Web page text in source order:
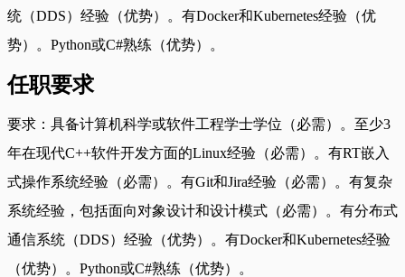
统（DDS）经验（优势）。有Docker和Kubernetes经验（优
势）。Python或C#熟练（优势）。
任职要求
要求：具备计算机科学或软件工程学士学位（必需）。至少3
年在现代C++软件开发方面的Linux经验（必需）。有RT嵌入
式操作系统经验（必需）。有Git和Jira经验（必需）。有复杂
系统经验，包括面向对象设计和设计模式（必需）。有分布式
通信系统（DDS）经验（优势）。有Docker和Kubernetes经验
（优势）。Python或C#熟练（优势）。